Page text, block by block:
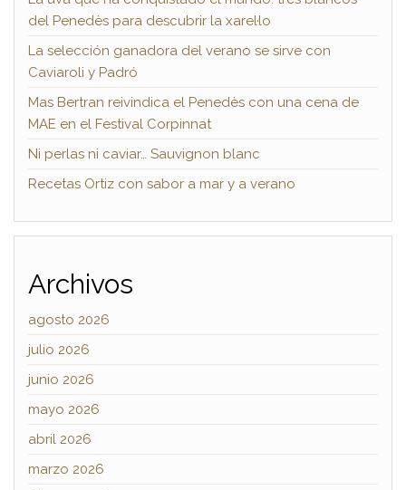
del Penedès para descubrir la xarel·lo
La selección ganadora del verano se sirve con
Caviaroli y Padró
Mas Bertran reivindica el Penedès con una cena de
MAE en el Festival Corpinnat
Ni perlas ni caviar… Sauvignon blanc
Recetas Ortiz con sabor a mar y a verano
Archivos
agosto 2026
julio 2026
junio 2026
mayo 2026
abril 2026
marzo 2026